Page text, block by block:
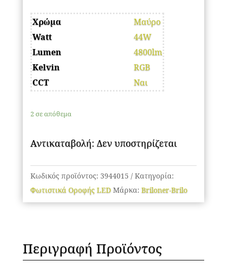
Χρώμα
Μαύρο
Watt
44W
Lumen
4800lm
Kelvin
RGB
CCT
Ναι
2 σε απόθεμα
Αντικαταβολή: Δεν υποστηρίζεται
Κωδικός προϊόντος: 3944015
Κατηγορία:
Φωτιστικά Οροφής LED Μάρκα: Briloner-Brilo
Περιγραφή Προϊόντος